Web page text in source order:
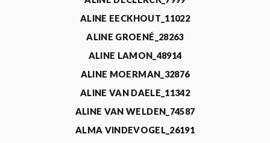
ALINE EECKHOUT_11022
ALINE GROENÉ_28263
ALINE LAMON_48914
ALINE MOERMAN_32876
ALINE VAN DAELE_11342
ALINE VAN WELDEN_74587
ALMA VINDEVOGEL_26191